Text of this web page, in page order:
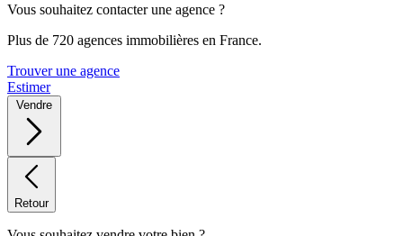
Vous souhaitez contacter une agence ?
Plus de 720 agences immobilières en France.
Trouver une agence
Estimer
Vendre
Retour